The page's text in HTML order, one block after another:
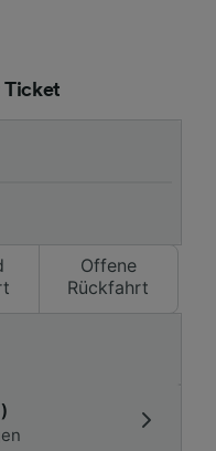
Ticket
Offene
Rückfahrt